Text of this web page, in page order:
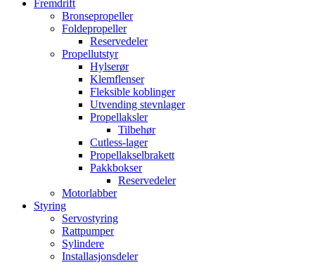
Fremdrift
Bronsepropeller
Foldepropeller
Reservedeler
Propellutstyr
Hylserør
Klemflenser
Fleksible koblinger
Utvending stevnlager
Propellaksler
Tilbehør
Cutless-lager
Propellakselbrakett
Pakkbokser
Reservedeler
Motorlabber
Styring
Servostyring
Rattpumper
Sylindere
Installasjonsdeler